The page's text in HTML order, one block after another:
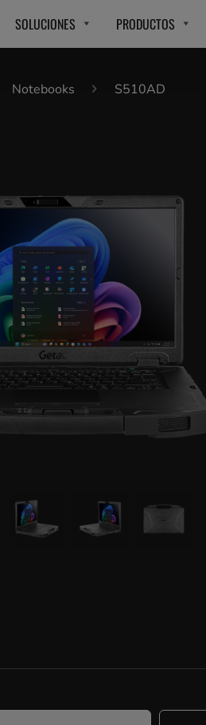
SOLUCIONES PRODUCTOS
Notebooks S510AD